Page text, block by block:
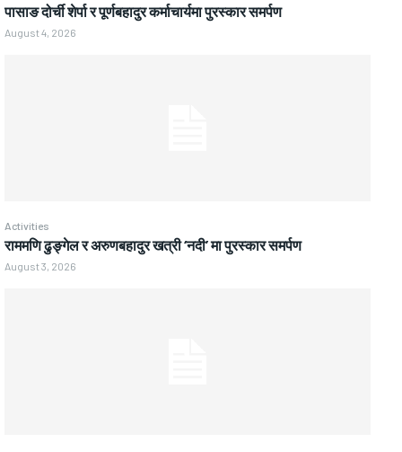
पासाङ दोर्ची शेर्पा र पूर्णबहादुर कर्माचार्यमा पुरस्कार समर्पण
August 4, 2026
Activities
राममणि ढुङ्गेल र अरुणबहादुर खत्री ‘नदी’ मा पुरस्कार समर्पण
August 3, 2026